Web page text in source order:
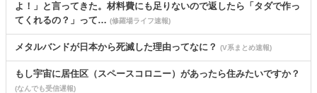
よ！」と言ってきた。材料費にも足りないので返したら「タダで作っ
てくれるの？」って… (修羅場ライフ速報)
メタルバンドが日本から死滅した理由ってなに？ (V系まとめ速報)
もし宇宙に居住区（スペースコロニー）があったら住みたいですか？
(なんでも受信遅報)